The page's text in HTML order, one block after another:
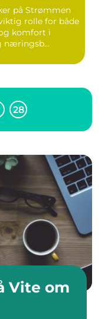
på Strømmen
rolle for både
komfort i
næringsb...
28
Vite om